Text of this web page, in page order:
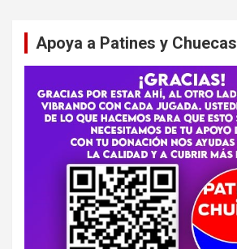
Apoya a Patines y Chuecas